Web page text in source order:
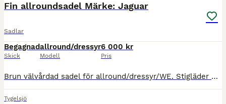
Fin allroundsadel Märke: Jaguar
Sadlar
Begagnad
Skick
allround/dressyr
Modell
6 000 kr
Pris
Brun välvårdad sadel för allround/dressyr/WE. Stigläder och Sprenger stigbyglar ingår. Finns i Tygelsjö/Malmö.
Tygelsjö